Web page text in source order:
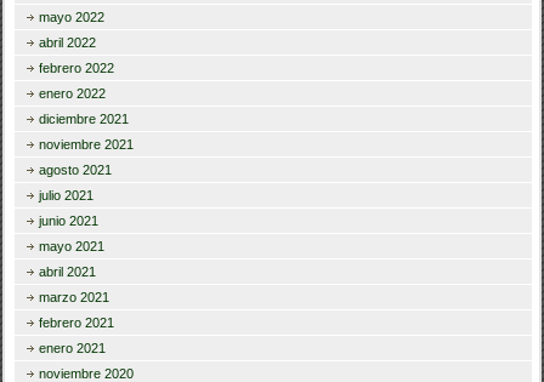
mayo 2022
abril 2022
febrero 2022
enero 2022
diciembre 2021
noviembre 2021
agosto 2021
julio 2021
junio 2021
mayo 2021
abril 2021
marzo 2021
febrero 2021
enero 2021
noviembre 2020